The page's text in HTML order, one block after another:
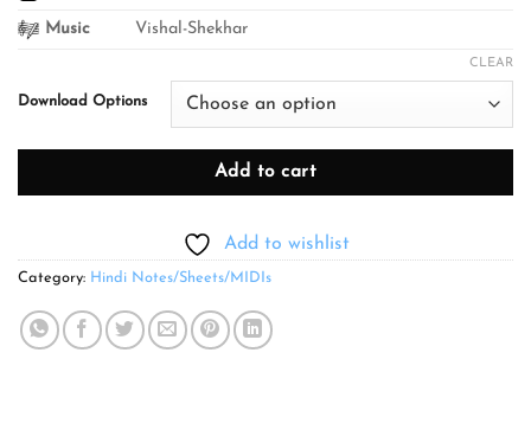
Music Vishal-Shekhar
Download Options
CLEAR
Add to cart
Add to wishlist
Category: Hindi Notes/Sheets/MIDIs